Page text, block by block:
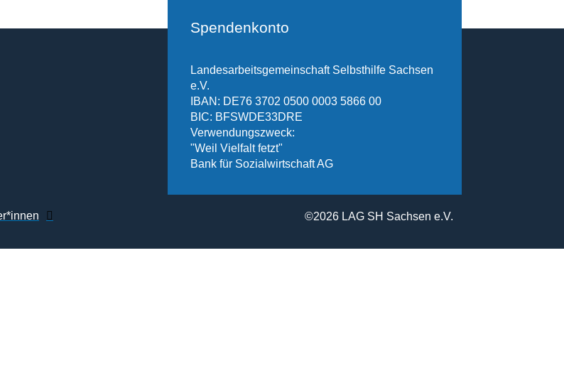
Spendenkonto
Landesarbeitsgemeinschaft Selbsthilfe Sachsen
e.V.
IBAN: DE76 3702 0500 0003 5866 00
BIC: BFSWDE33DRE
Verwendungszweck:
"Weil Vielfalt fetzt"
Bank für Sozialwirtschaft AG
©2026 LAG SH Sachsen e.V.